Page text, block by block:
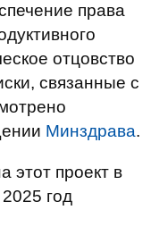
права
отцовство
связанные с
Минздрава.
этот проект в
год